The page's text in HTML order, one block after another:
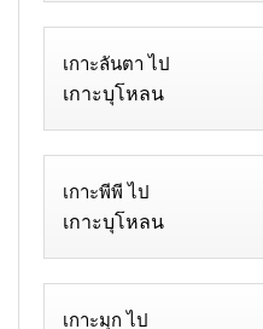
เกาะลันตา ไป
เกาะบุโหลน
เกาะพีพี ไป
เกาะบุโหลน
เกาะมุก ไป